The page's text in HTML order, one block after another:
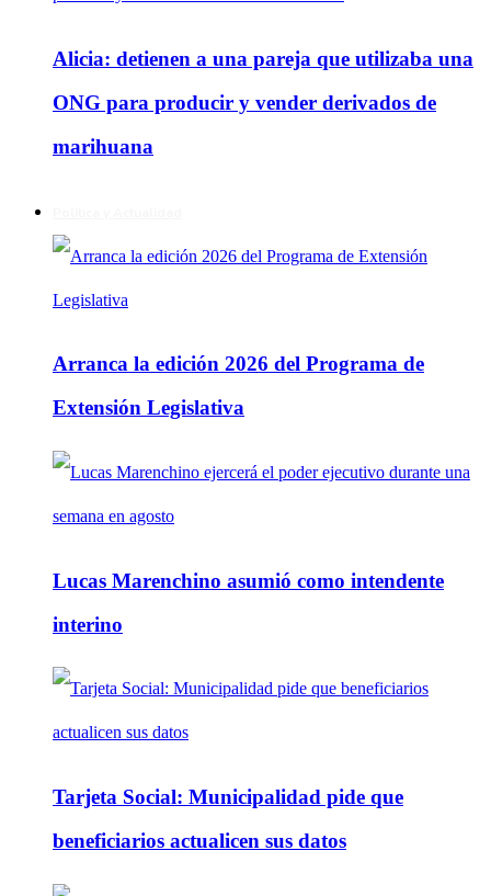
Alicia: detienen a una pareja que utilizaba una
ONG para producir y vender derivados de
marihuana
Arranca la edición 2026 del Programa de
Extensión Legislativa
Lucas Marenchino asumió como intendente
interino
Tarjeta Social: Municipalidad pide que
beneficiarios actualicen sus datos